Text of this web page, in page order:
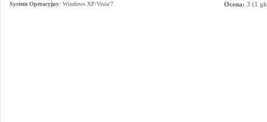
System Operacyjny: Windows XP/Vista/7 Ocena: 3 (1